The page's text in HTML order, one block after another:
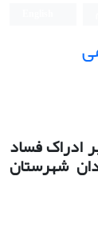
ادراک فساد
شهرستان